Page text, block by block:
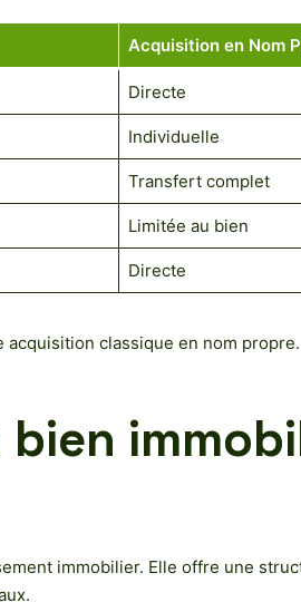
Acquisition en Nom
Directe
Individuelle
Transfert complet
Limitée au bien
Directe
acquisition classique en nom propre.
immobilier. Elle offre une